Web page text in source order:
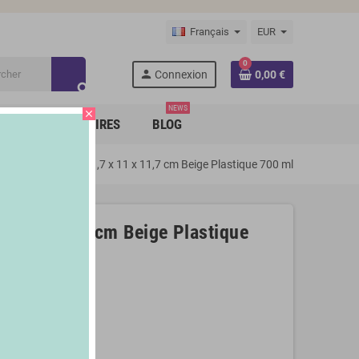
Français EUR
search
person Connexion
0
0,00 €
PARTENAIRES BLOG
NEWS
STF923 11,7 x 11 x 11,7 cm Beige Plastique 700 ml
11 x 11,7 cm Beige Plastique
close